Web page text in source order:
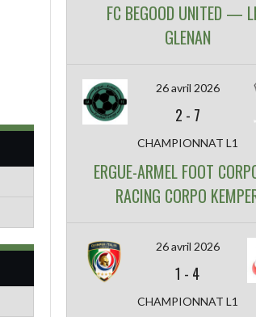
FC BEGOOD UNITED —
GLENAN
26 avril 2026
2 - 7
CHAMPIONNAT L1
ERGUE-ARMEL FOOT
RACING CORPO
26 avril 2026
1 - 4
CHAMPIONNAT L1